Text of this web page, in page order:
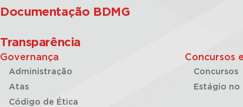
Documentação BDMG
Transparência
Governança
Administração
Atas
Código de Ética
Concursos
Concursos
Estágio no